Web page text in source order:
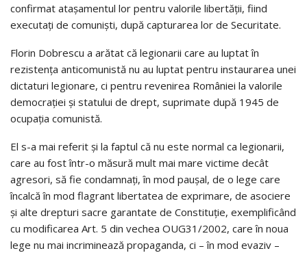
confirmat ataşamentul lor pentru valorile libertăţii, fiind
executaţi de comunişti, după capturarea lor de Securitate.
Florin Dobrescu a arătat că legionarii care au luptat în
rezistenţa anticomunistă nu au luptat pentru instaurarea unei
dictaturi legionare, ci pentru revenirea României la valorile
democraţiei şi statului de drept, suprimate după 1945 de
ocupaţia comunistă.
El s-a mai referit şi la faptul că nu este normal ca legionarii,
care au fost într-o măsură mult mai mare victime decât
agresori, să fie condamnaţi, în mod pauşal, de o lege care
încalcă în mod flagrant libertatea de exprimare, de asociere
şi alte drepturi sacre garantate de Constituţie, exemplificând
cu modificarea Art. 5 din vechea OUG31/2002, care în noua
lege nu mai incriminează propaganda, ci – în mod evaziv –